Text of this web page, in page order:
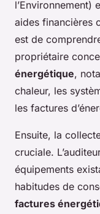
l’Environnement)
aides financières
est de
propriétaire
énergétique,
chaleur, les
les factures
Ensuite, la
cruciale.
équipements
habitudes de
factures